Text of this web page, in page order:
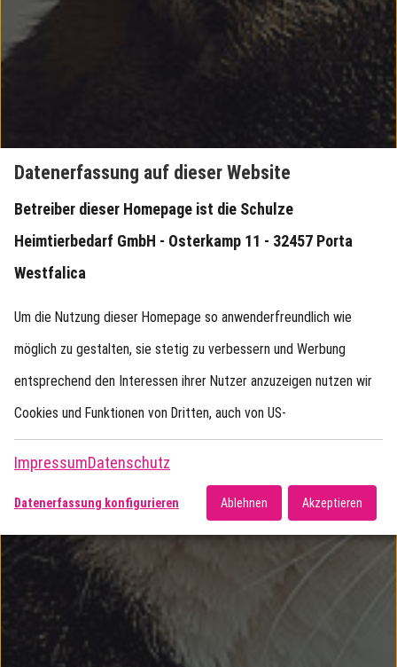
Datenerfassung auf dieser Website
Betreiber dieser Homepage ist die Schulze
Heimtierbedarf GmbH - Osterkamp 11 - 32457 Porta
Westfalica
Um die Nutzung dieser Homepage so anwenderfreundlich wie
möglich zu gestalten, sie stetig zu verbessern und Werbung
entsprechend den Interessen ihrer Nutzer anzuzeigen nutzen wir
Cookies und Funktionen von Dritten, auch von US-
Softwareunternehmen (Google). Durch einen Klick auf
„Akzeptieren“ bin ich mit der Verarbeitung entsprechend aller
unter „Datenerfassung konfigurieren“ aufgeführten Funktionen
einverstanden.
Im unteren Bereich der Website kann ich über einen Klick auf
„Datenerfassung konfigurieren“ meine Einwilligung jederzeit mit
Wirkung für die Zukunft ändern.
ImpressumDatenschutz
Datenerfassung konfigurieren Ablehnen Akzeptieren